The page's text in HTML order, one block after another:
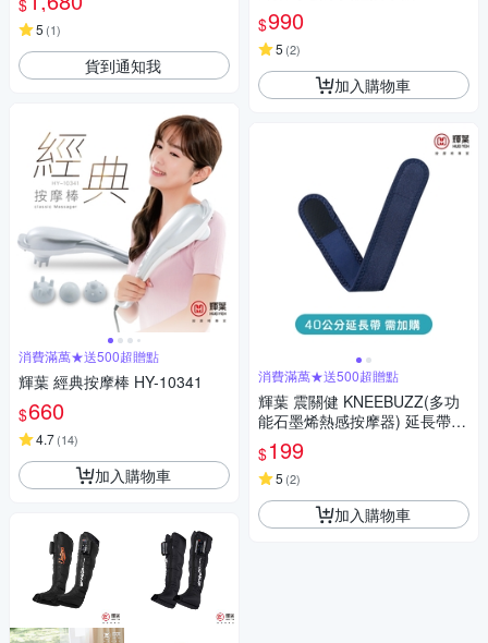
$
5 (1)
貨到通知我
消費滿萬★送500超贈點
輝葉 經典按摩棒 HY-10341
$660
4.7(14)
加入購物車
$990
5 (2)
加入購物車
消費滿萬★送500超贈點
輝葉 震關健 KNEEBUZZ(多功
能石墨烯熱感按摩器) 延長帶-H
Y-762-BU-001
$199
5 (2)
加入購物車